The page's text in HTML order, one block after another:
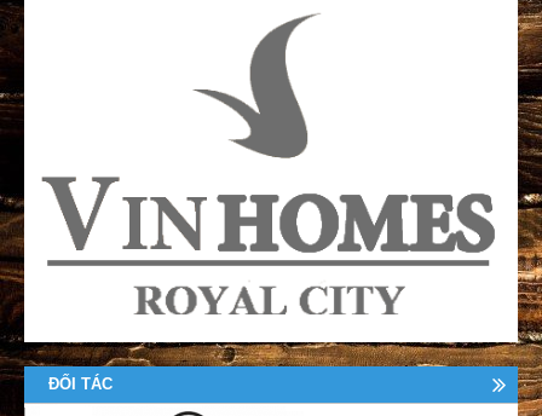
ĐỐI TÁC